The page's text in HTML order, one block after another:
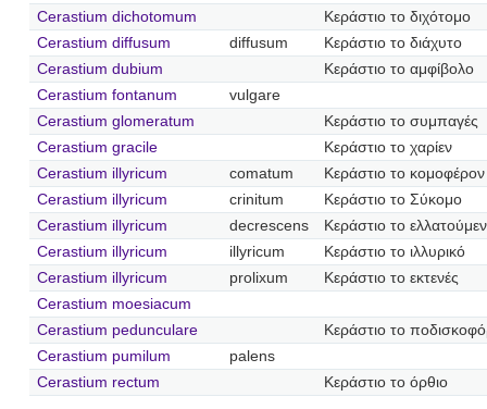
Cerastium dichotomum
Κεράστιο το διχότομο
Cerastium diffusum
diffusum
Κεράστιο το διάχυτο
Cerastium dubium
Κεράστιο το αμφίβολο
Cerastium fontanum
vulgare
Cerastium glomeratum
Κεράστιο το συμπαγές
Cerastium gracile
Κεράστιο το χαρίεν
Cerastium illyricum
comatum
Κεράστιο το κομοφέρον
Cerastium illyricum
crinitum
Κεράστιο το Σύκομο
Cerastium illyricum
decrescens
Κεράστιο το
Cerastium illyricum
illyricum
Κεράστιο το ιλλυρικό
Cerastium illyricum
prolixum
Κεράστιο το εκτενές
Cerastium moesiacum
Cerastium pedunculare
Κεράστιο το
Cerastium pumilum
palens
Cerastium rectum
Κεράστιο το όρθιο